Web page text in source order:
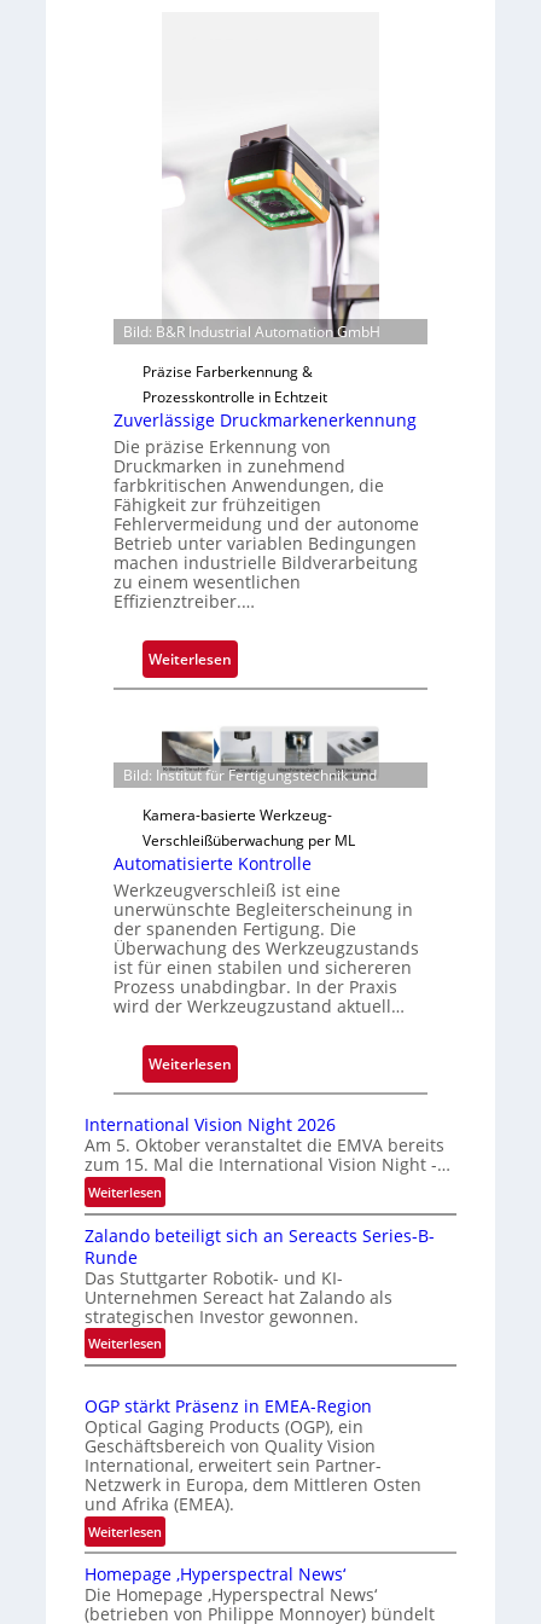
h
m
e
a
i
l
o
b
s
b
e
t
i
g
u
n
g
a
u
s
Bild: B&R Industrial Automation GmbH
Präzise Farberkennung &
Prozesskontrolle in Echtzeit
Zuverlässige Druckmarkenerkennung
Die präzise Erkennung von
Druckmarken in zunehmend
farbkritischen Anwendungen, die
Fähigkeit zur frühzeitigen
Fehlervermeidung und der autonome
Betrieb unter variablen Bedingungen
machen industrielle Bildverarbeitung
zu einem wesentlichen
Effizienztreiber.…
Weiterlesen
Z
v
e
r
l
ä
s
s
g
e
D
r
k
a
r
e
n
e
r
k
n
u
n
g
Bild: Institut für Fertigungstechnik und
Kamera-basierte Werkzeug-
Verschleißüberwachung per ML
Automatisierte Kontrolle
Werkzeugverschleiß ist eine
unerwünschte Begleiterscheinung in
der spanenden Fertigung. Die
Überwachung des Werkzeugzustands
ist für einen stabilen und sichereren
Prozess unabdingbar. In der Praxis
wird der Werkzeugzustand aktuell…
Weiterlesen
A
t
o
a
t
s
i
r
e
K
o
n
o
l
International Vision Night 2026
Am 5. Oktober veranstaltet die EMVA bereits
zum 15. Mal die International Vision Night -…
Weiterlesen:
I
n
e
r
n
a
o
n
a
V
i
s
i
o
Zalando beteiligt sich an Sereacts Series-B-
Runde
Das Stuttgarter Robotik- und KI-
Unternehmen Sereact hat Zalando als
strategischen Investor gewonnen.
Weiterlesen:
Z
l
a
n
d
o
e
t
e
i
OGP stärkt Präsenz in EMEA-Region
Optical Gaging Products (OGP), ein
Geschäftsbereich von Quality Vision
International, erweitert sein Partner-
Netzwerk in Europa, dem Mittleren Osten
und Afrika (EMEA).
Weiterlesen:
O
G
P
Homepage ‚Hyperspectral News‘
Die Homepage ‚Hyperspectral News‘
(betrieben von Philippe Monnoyer) bündelt